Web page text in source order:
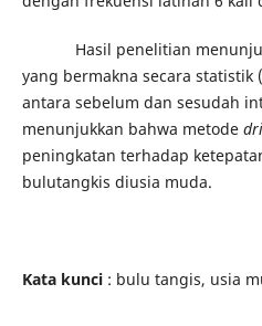
Hasil penelitian
yang bermakna secara statistik
antara sebelum dan sesudah
menunjukkan bahwa metode
peningkatan terhadap
bulutangkis diusia muda.
Kata kunci : bulu tangis, usia